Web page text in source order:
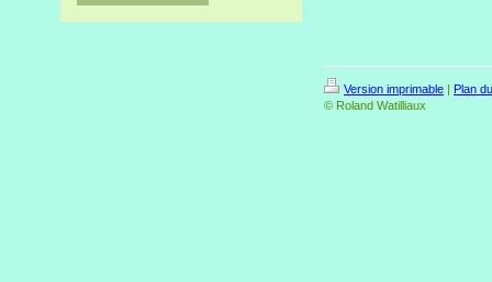
Version imprimable | Plan
© Roland Watilliaux